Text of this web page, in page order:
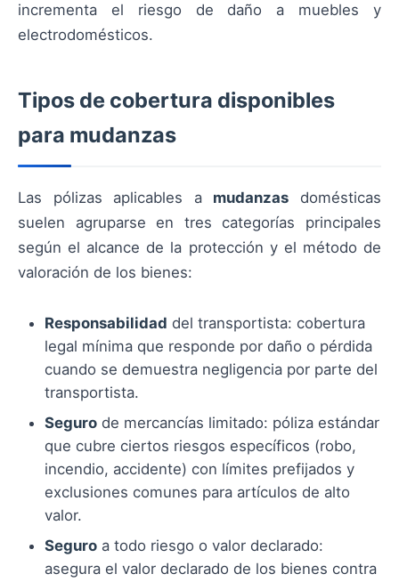
incrementa el riesgo de daño a muebles y
electrodomésticos.
Tipos de cobertura disponibles
para mudanzas
Las pólizas aplicables a mudanzas domésticas
suelen agruparse en tres categorías principales
según el alcance de la protección y el método de
valoración de los bienes:
Responsabilidad del transportista: cobertura
legal mínima que responde por daño o pérdida
cuando se demuestra negligencia por parte del
transportista.
Seguro de mercancías limitado: póliza estándar
que cubre ciertos riesgos específicos (robo,
incendio, accidente) con límites prefijados y
exclusiones comunes para artículos de alto
valor.
Seguro a todo riesgo o valor declarado:
asegura el valor declarado de los bienes contra